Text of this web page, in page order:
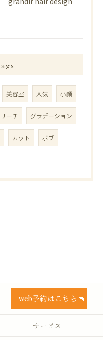
美容室 人気 小顔
ーチ グラデーション
カット ボブ
web予約はこちら
サービス